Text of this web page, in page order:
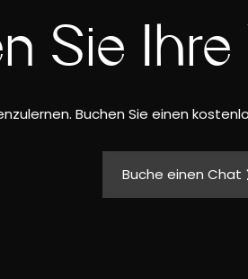
Sie
Buchen Sie einen
Buche einen Chat